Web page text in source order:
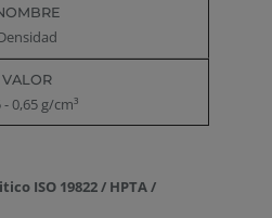
- 0,65 g/cm³
ISO 19822 / HPTA /